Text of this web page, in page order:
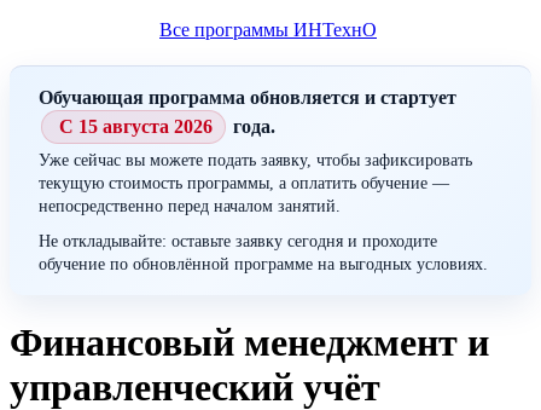
Все программы ИНТехнО
Обучающая программа обновляется и стартует
С 15 августа 2026
года.
Уже сейчас вы можете подать заявку, чтобы зафиксировать
текущую стоимость программы, а оплатить обучение —
непосредственно перед началом занятий.
Не откладывайте: оставьте заявку сегодня и проходите
обучение по обновлённой программе на выгодных условиях.
Финансовый менеджмент и
управленческий учёт